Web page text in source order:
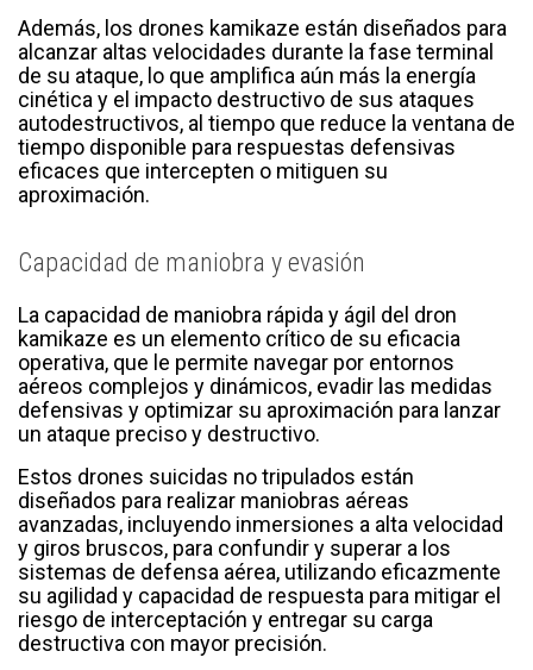
Además, los drones kamikaze están diseñados para
alcanzar altas velocidades durante la fase terminal
de su ataque, lo que amplifica aún más la energía
cinética y el impacto destructivo de sus ataques
autodestructivos, al tiempo que reduce la ventana de
tiempo disponible para respuestas defensivas
eficaces que intercepten o mitiguen su
aproximación.
Capacidad de maniobra y evasión
La capacidad de maniobra rápida y ágil del dron
kamikaze es un elemento crítico de su eficacia
operativa, que le permite navegar por entornos
aéreos complejos y dinámicos, evadir las medidas
defensivas y optimizar su aproximación para lanzar
un ataque preciso y destructivo.
Estos drones suicidas no tripulados están
diseñados para realizar maniobras aéreas
avanzadas, incluyendo inmersiones a alta velocidad
y giros bruscos, para confundir y superar a los
sistemas de defensa aérea, utilizando eficazmente
su agilidad y capacidad de respuesta para mitigar el
riesgo de interceptación y entregar su carga
destructiva con mayor precisión.